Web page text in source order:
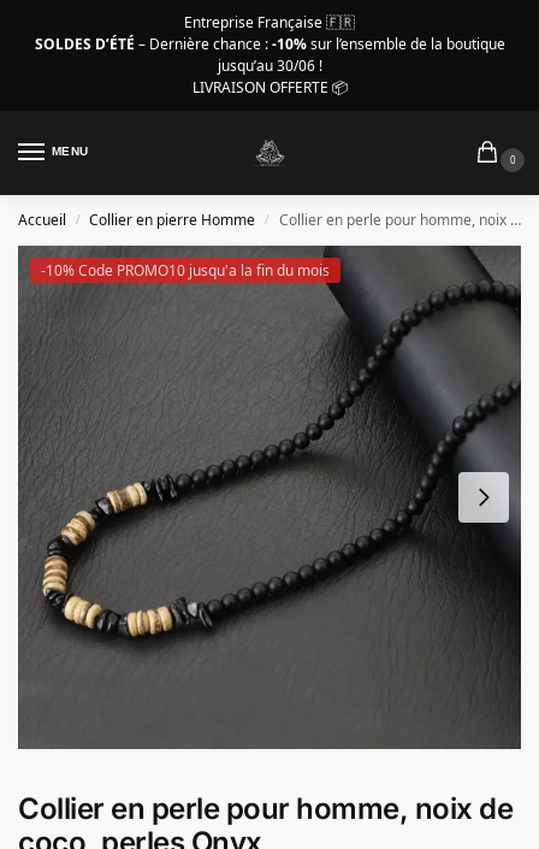
Entreprise Française 🇫🇷
SOLDES D’ÉTÉ – Dernière chance :-10%sur l’ensemble de la boutique
jusqu’au 30/06 !
LIVRAISON OFFERTE 📦
MENU
0
Accueil / Collier en pierre Homme / Collier en perle pour homme, noix de coco, perles Onyx
-10% Code PROMO10 jusqu'a la fin du mois
Collier en perle pour homme, noix de